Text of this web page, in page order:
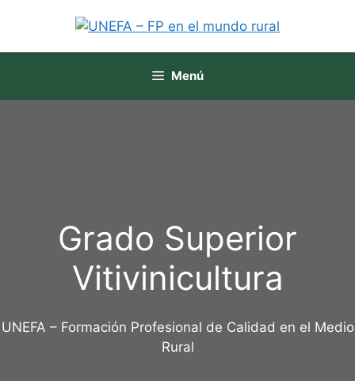
Menú
Grado Superior
Vitivinicultura
UNEFA – Formación Profesional de Calidad en el Medio
Rural